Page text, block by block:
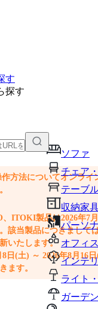
す
探す
ソファ
チェア
テーブ
収納家
パーソ
オフィ
インテ
ライト
ガーデ
追加
のURLを貼り付けて、カートに追加で
方法についてオンライ
ITOKI製品は2026年7
該当製品につきまして
いたします。
日(土) ～ 2026年8月16
ます。